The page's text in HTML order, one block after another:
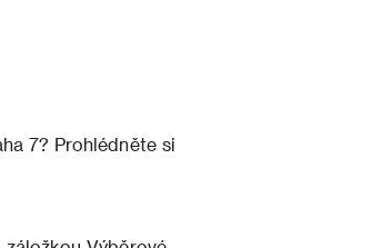
7? Prohlédněte si